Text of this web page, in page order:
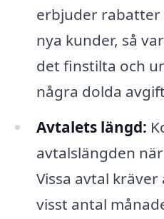
erbjuder
nya kunder, så
det finstilta och
några dolda
Avtalets längd:
avtalslängden
Vissa avtal
visst antal